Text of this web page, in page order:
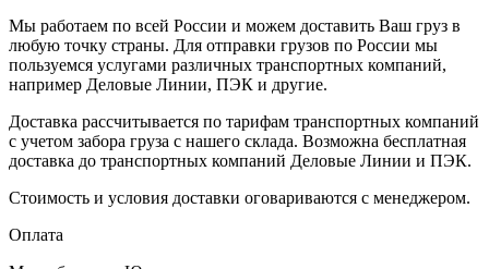
Мы работаем по всей России и можем доставить Ваш груз в
любую точку страны. Для отправки грузов по России мы
пользуемся услугами различных транспортных компаний,
например Деловые Линии, ПЭК и другие.
Доставка рассчитывается по тарифам транспортных компаний
с учетом забора груза с нашего склада. Возможна бесплатная
доставка до транспортных компаний Деловые Линии и ПЭК.
Стоимость и условия доставки оговариваются с менеджером.
Оплата